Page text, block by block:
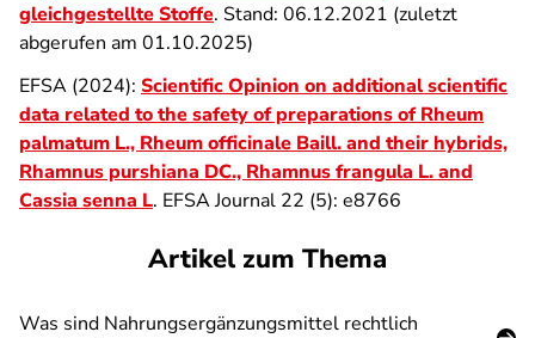
gleichgestellte Stoffe. Stand: 06.12.2021 (zuletzt
abgerufen am 01.10.2025)
EFSA (2024): Scientific Opinion on additional scientific
data related to the safety of preparations of Rheum
palmatum L., Rheum officinale Baill. and their hybrids,
Rhamnus purshiana DC., Rhamnus frangula L. and
Cassia senna L. EFSA Journal 22 (5): e8766
Artikel zum Thema
Was sind Nahrungsergänzungsmittel rechtlich